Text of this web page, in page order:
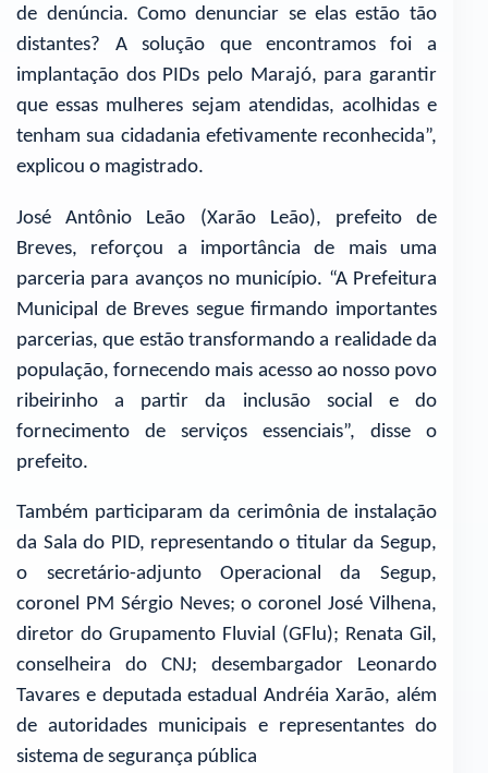
de denúncia. Como denunciar se elas estão tão
distantes? A solução que encontramos foi a
implantação dos PIDs pelo Marajó, para garantir
que essas mulheres sejam atendidas, acolhidas e
tenham sua cidadania efetivamente reconhecida”,
explicou o magistrado.
José Antônio Leão (Xarão Leão), prefeito de
Breves, reforçou a importância de mais uma
parceria para avanços no município. “A Prefeitura
Municipal de Breves segue firmando importantes
parcerias, que estão transformando a realidade da
população, fornecendo mais acesso ao nosso povo
ribeirinho a partir da inclusão social e do
fornecimento de serviços essenciais”, disse o
prefeito.
Também participaram da cerimônia de instalação
da Sala do PID, representando o titular da Segup,
o secretário-adjunto Operacional da Segup,
coronel PM Sérgio Neves; o coronel José Vilhena,
diretor do Grupamento Fluvial (GFlu); Renata Gil,
conselheira do CNJ; desembargador Leonardo
Tavares e deputada estadual Andréia Xarão, além
de autoridades municipais e representantes do
sistema de segurança pública